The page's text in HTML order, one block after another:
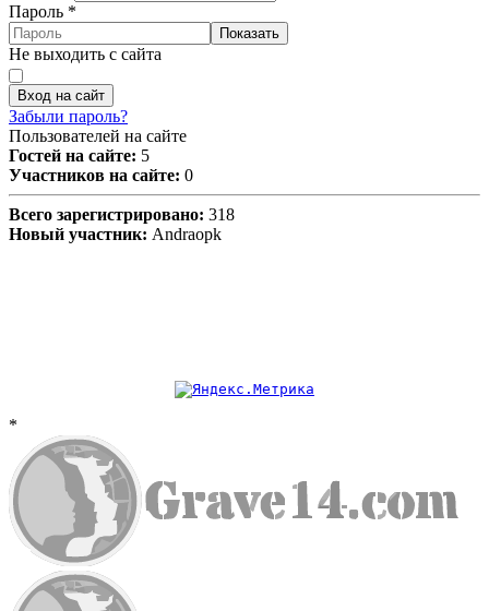
Пароль *
Показать
Не выходить с сайта
Вход на сайт
Забыли пароль?
Пользователей на сайте
Гостей на сайте: 5
Участников на сайте: 0
Всего зарегистрировано: 318
Новый участник: Andraopk
*